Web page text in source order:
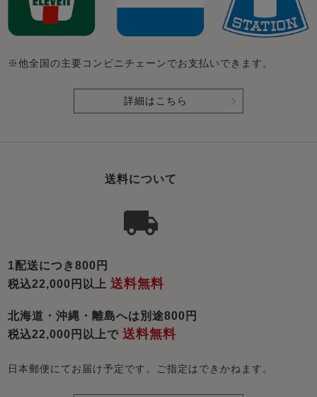
※他全国の主要コンビニチェーンでお支払いできます。
詳細はこちら
送料について
1配送につき800円
税込22,000円以上送料無料
北海道・沖縄・離島へは別途800円
税込22,000円以上で送料無料
日本郵便にてお届け予定です。ご指定はできかねます。